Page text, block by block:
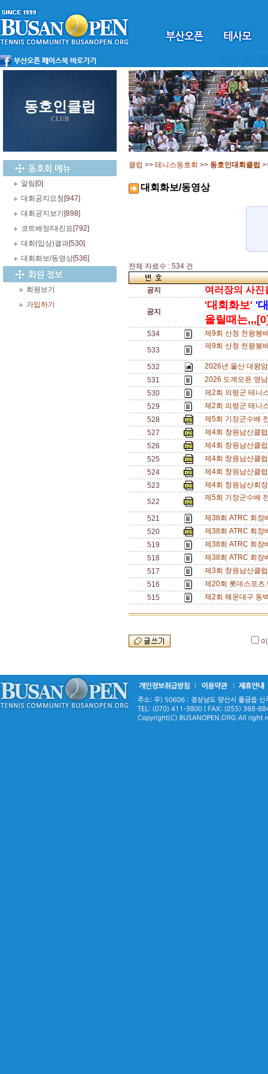
동호인클럽
CLUB
알림 [0]
대회공지요청 [947]
대회공지보기 [898]
코트배정/대진표 [792]
대회(입상)결과[530]
대회화보/동영상[536]
회원보기
가입하기
클럽 >> 테니스동호회 >> 동호인대회클럽
대회화보/동영상
전체 자료수 : 534 건
공지 여러장의 사진
공지
'대회화보' '
올릴때는
534
제9회 산청 천왕봉
533
제9회 산청 천왕봉
532
2026년 울산 대왕
531
2026 도계오픈 영
530
제2회 의령군 테니
529
제2회 의령군 테니
528
제5회 기장군수배
527
제4회 창원남산클
526
제4회 창원남산클
525
제4회 창원남산클
524
제4회 창원남산클
523
제4회 창원남산회
522
제5회 기장군수배
521
제38회 ATRC 회
520
제38회 ATRC 회
519
제38회 ATRC 회
518
제38회 ATRC 회
517
제3회 창원남산클
516
제20회 롯데스포
515
제2회 해운대구 동